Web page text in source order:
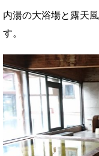
内湯の大浴場と露天
す。